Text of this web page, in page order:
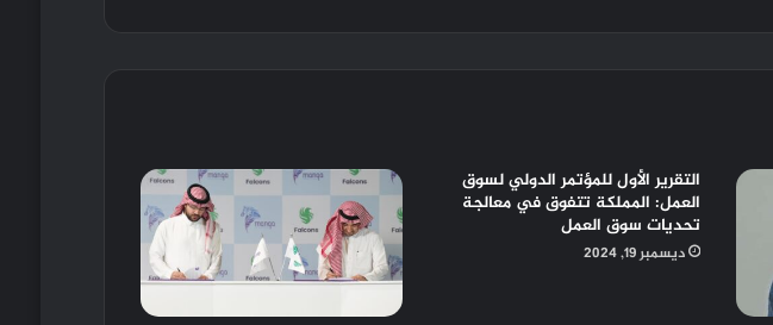
التقرير الأول للمؤتمر الدولي لسوق
العمل: المملكة تتفوق في معالجة
تحديات سوق العمل
ديسمبر 19, 2024